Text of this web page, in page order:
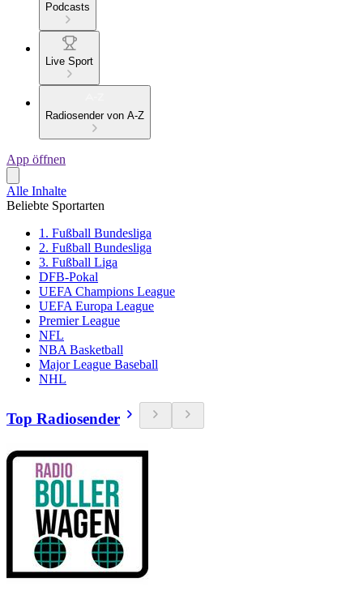
Podcasts
Live Sport
Radiosender von A-Z
App öffnen
Alle Inhalte
Beliebte Sportarten
1. Fußball Bundesliga
2. Fußball Bundesliga
3. Fußball Liga
DFB-Pokal
UEFA Champions League
UEFA Europa League
Premier League
NFL
NBA Basketball
Major League Baseball
NHL
Top Radiosender